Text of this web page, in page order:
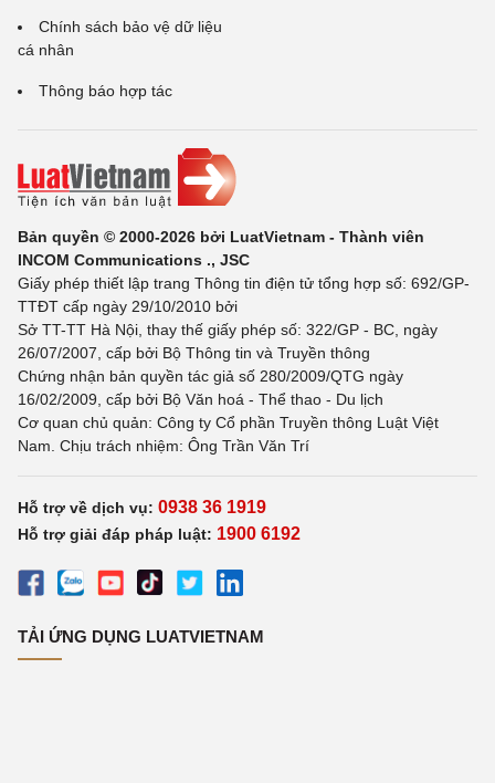
Chính sách bảo vệ dữ liệu
cá nhân
Thông báo hợp tác
Bản quyền © 2000-2026 bởi LuatVietnam - Thành viên
INCOM Communications ., JSC
Giấy phép thiết lập trang Thông tin điện tử tổng hợp số: 692/GP-
TTĐT cấp ngày 29/10/2010 bởi
Sở TT-TT Hà Nội, thay thế giấy phép số: 322/GP - BC, ngày
26/07/2007, cấp bởi Bộ Thông tin và Truyền thông
Chứng nhận bản quyền tác giả số 280/2009/QTG ngày
16/02/2009, cấp bởi Bộ Văn hoá - Thể thao - Du lịch
Cơ quan chủ quản: Công ty Cổ phần Truyền thông Luật Việt
Nam. Chịu trách nhiệm: Ông Trần Văn Trí
Hỗ trợ về dịch vụ: 0938 36 1919
Hỗ trợ giải đáp pháp luật: 1900 6192
TẢI ỨNG DỤNG LUATVIETNAM